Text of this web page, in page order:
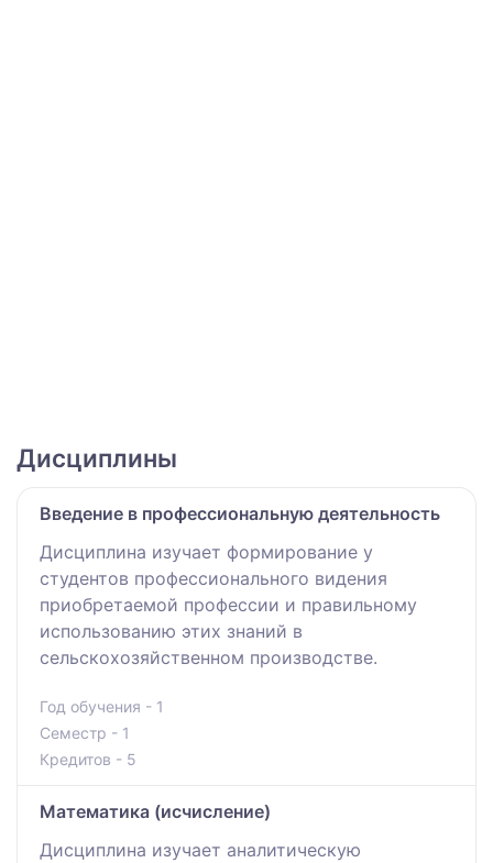
Дисциплины
Введение в профессиональную деятельность
Дисциплина изучает формирование у
студентов профессионального видения
приобретаемой профессии и правильному
использованию этих знаний в
сельскохозяйственном производстве.
Год обучения - 1
Семестр - 1
Кредитов - 5
Математика (исчисление)
Дисциплина изучает аналитическую